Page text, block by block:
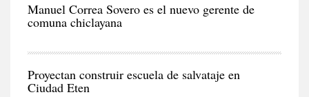
Manuel Correa Sovero es el nuevo gerente de
comuna chiclayana
Proyectan construir escuela de salvataje en
Ciudad Eten